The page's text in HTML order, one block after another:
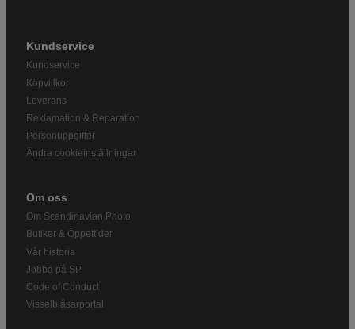
Kundservice
Kundservice
Köpvillkor
Leverans
Reklamation & Reparation
Personuppgifter
Ändra cookieinställningar
Om oss
Om Scandinavian Photo
Butiker & Öppettider
Vår historia
Jobba på SP
Code of Conduct
Visselblåsarportal